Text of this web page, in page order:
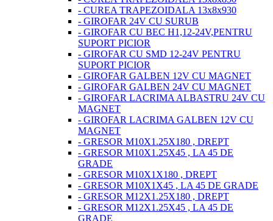
- CUREA TRAPEZOIDALA 13x8x930
- GIROFAR 24V CU SURUB
- GIROFAR CU BEC H1,12-24V,PENTRU
SUPORT PICIOR
- GIROFAR CU SMD 12-24V PENTRU
SUPORT PICIOR
- GIROFAR GALBEN 12V CU MAGNET
- GIROFAR GALBEN 24V CU MAGNET
- GIROFAR LACRIMA ALBASTRU 24V CU
MAGNET
- GIROFAR LACRIMA GALBEN 12V CU
MAGNET
- GRESOR M10X1.25X180 , DREPT
- GRESOR M10X1.25X45 , LA 45 DE
GRADE
- GRESOR M10X1X180 , DREPT
- GRESOR M10X1X45 , LA 45 DE GRADE
- GRESOR M12X1.25X180 , DREPT
- GRESOR M12X1.25X45 , LA 45 DE
GRADE